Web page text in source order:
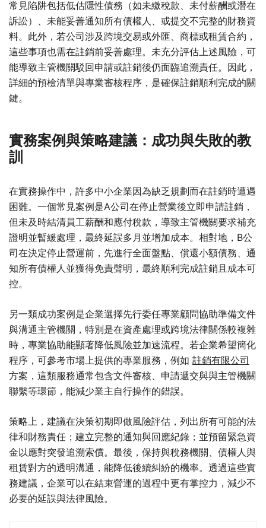
常見陷阱包括低估隱性債務（如未繳稅款、未付薪酬或潛在
訴訟）、未能妥善通知所有債權人、或提交不完整的財務資
料。此外，若公司涉及跨境交易或外匯、商標或租賃合約，
這些事項也需在註銷前妥善處理。未充分評估上述風險，可
能導致主管機關駁回申請或註銷後仍面臨追溯責任。因此，
詳細的預檢清單與專業審核程序，是確保註銷順利完成的關
鍵。
實務案例與策略建議：成功與失敗的教
訓
在實務操作中，許多中小企業因為缺乏規劃而在註銷時遭遇
困難。一個常見案例是A公司在停止營業後立即申請註銷，
但未及時結清員工薪酬和應付稅款，導致主管機關要求補充
證明並暫緩處理，最終延誤多月並增加成本。相對地，B公
司在決定停止營運前，先進行全面盤點、償還小額債務、通
知所有債權人並獲得免責聲明，最終順利完成註銷且成本可
控。
另一類成功案例是企業選擇先行委任專業顧問協助準備文件
與溝通主管機關，特別是在資產處理或跨境法律關係較複雜
時，專業協助能顯著降低風險並加速流程。若企業希望簡化
程序，可參考市場上提供的專業服務，例如 註銷有限公司
方案，這類服務通常包含文件審核、申請遞交與與主管機關
聯繫等環節，能減少業主自行操作的錯誤。
策略上，建議在決策初期即做風險評估，列出所有可能的法
律和財務責任；建立完整的通知與回應紀錄；並預留緊急資
金以應對突發追溯索償。最後，保持與稅務機關、債權人與
租賃對方的透明溝通，能降低後續糾紛的機率。透過這些實
務建議，企業可以在結束營運的過程中更有掌控力，減少不
必要的延誤與法律風險。